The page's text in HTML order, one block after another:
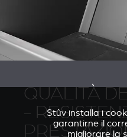
QUALITÀ
-
Stûv installa i
garantirne il
migliorare la